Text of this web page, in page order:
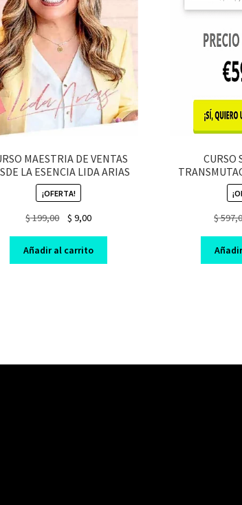
MAESTRIA DE VENTAS
LA ESENCIA LIDA ARIAS
¡OFERTA!
$199,00
Original
was:
$ 199,00.
$ 9,00Current
is:
$ 9,00.
Añadir al carrito
CURSO
$